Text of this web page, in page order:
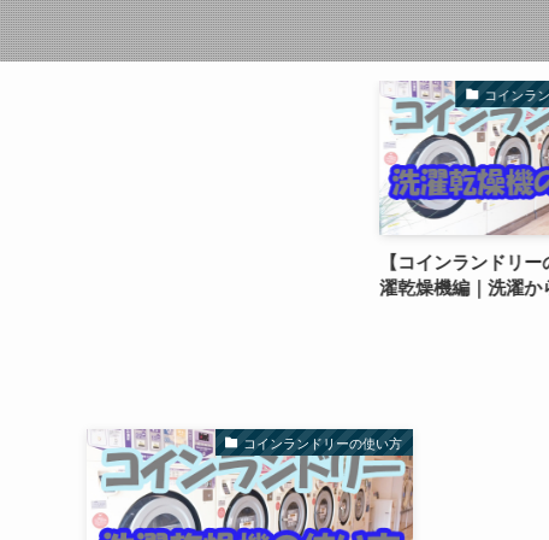
コインラ
【コインランドリ
濯乾燥機編｜洗濯か
コインランドリーの使い方